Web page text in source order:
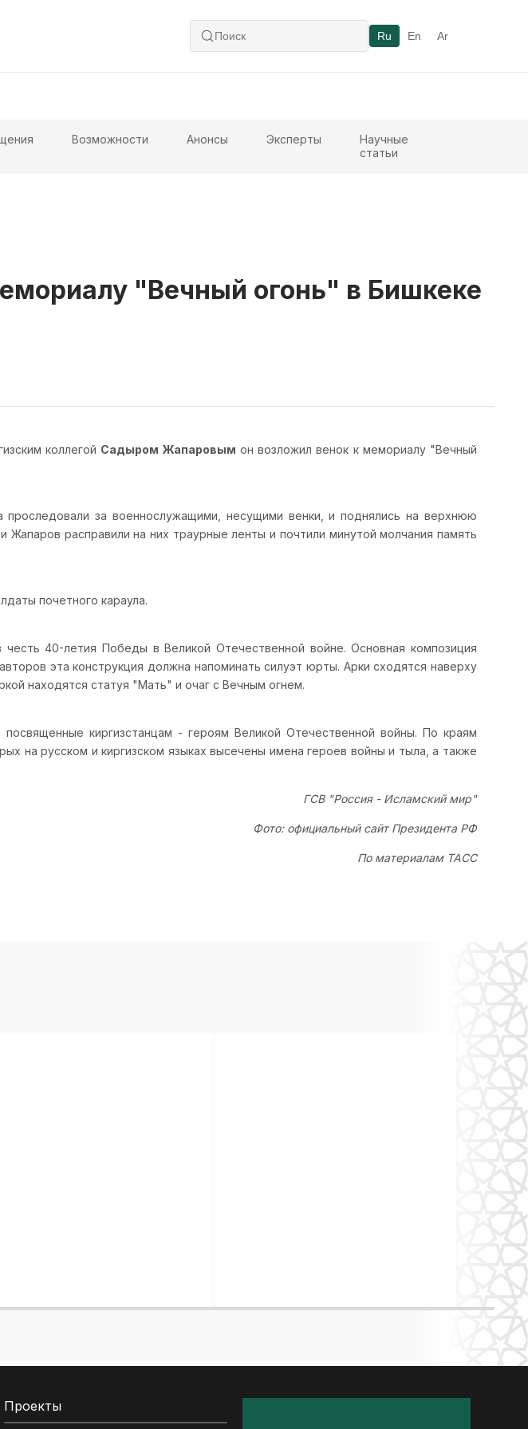
Ru En Ar
Возможности Анонсы Эксперты
Научные
статьи
"Вечный огонь" в Бишкеке
коллегой Садыром Жапаровым он возложил венок к мемориалу "Вечный
за военнослужащими, несущими венки, и поднялись на верхнюю
расправили на них траурные ленты и почтили минутой молчания память
почетного караула.
40-летия Победы в Великой Отечественной войне. Основная композиция
эта конструкция должна напоминать силуэт юрты. Арки сходятся наверху
находятся статуя "Мать" и очаг с Вечным огнем.
киргизстанцам - героям Великой Отечественной войны. По краям
на русском и киргизском языках высечены имена героев войны и тыла, а также
ГСВ "Россия - Исламский мир"
Фото: официальный сайт Президента РФ
По материалам ТАСС
Проекты